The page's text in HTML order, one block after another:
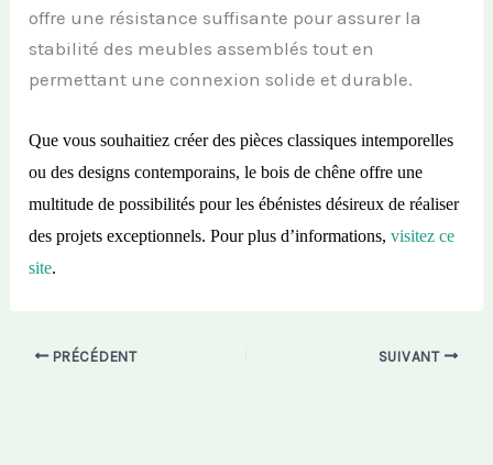
offre une résistance suffisante pour assurer la
stabilité des meubles assemblés tout en
permettant une connexion solide et durable.
Que vous souhaitiez créer des pièces classiques intemporelles
ou des designs contemporains, le bois de chêne offre une
multitude de possibilités pour les ébénistes désireux de réaliser
des projets exceptionnels. Pour plus d’informations,visitez ce
site.
PRÉCÉDENT SUIVANT